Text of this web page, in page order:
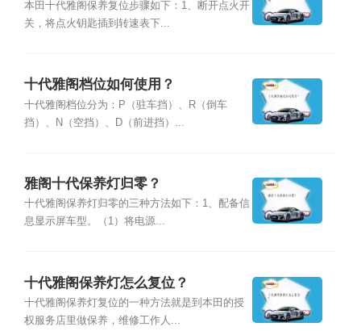
本田十代雅阁保养复位步骤如下：1、断开点火开
关，将点火钥匙插到转速表下...
十代雅阁档位如何使用？
十代雅阁档位分为：P（驻车挡）、R（倒车
挡）、N（空挡）、D（前进挡）...
雅阁十代保养灯归零？
十代雅阁保养灯归零的三种方法如下：1、配备信
息显示屏车型。（1）将电源...
十代雅阁保养灯怎么复位？
十代雅阁保养灯复位的一种方法就是到本田的授
权服务店里做保养，维修工作人...